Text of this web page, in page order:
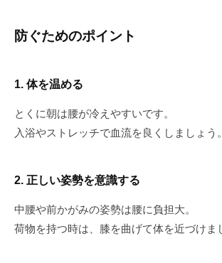
防ぐためのポイント
1. 体を温める
とくに朝は腰が冷えやすいです。
入浴やストレッチで血流を良くしましょう。
2. 正しい姿勢を意識する
中腰や前かがみの姿勢は腰に負担大。
荷物を持つ時は、膝を曲げて体を近づけま